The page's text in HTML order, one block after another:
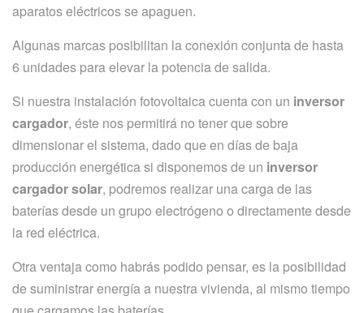
aparatos eléctricos se apaguen.
Algunas marcas posibilitan la conexión conjunta de hasta
6 unidades para elevar la potencia de salida.
Si nuestra instalación fotovoltaica cuenta con un inversor
cargador, éste nos permitirá no tener que sobre
dimensionar el sistema, dado que en días de baja
producción energética si disponemos de un inversor
cargador solar, podremos realizar una carga de las
baterías desde un grupo electrógeno o directamente desde
la red eléctrica.
Otra ventaja como habrás podido pensar, es la posibilidad
de suministrar energía a nuestra vivienda, al mismo tiempo